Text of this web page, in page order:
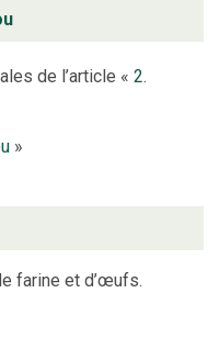
de l’article «2.
»
farine et d’œufs.